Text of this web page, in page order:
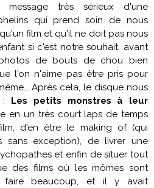
très sérieux d'une
qui prend soin de nous
film et qu'il ne doit pas nous
si c'est notre souhait, avant
de bouts de chou bien
l'on n'aime pas être pris pour
Après cela, le disque nous
: Les petits monstres à leur
en un très court laps de temps
d'en être le making of (qui
sans exception), de livrer une
et enfin de situer tout
des films où les mômes sont
faire beaucoup, et il y avait